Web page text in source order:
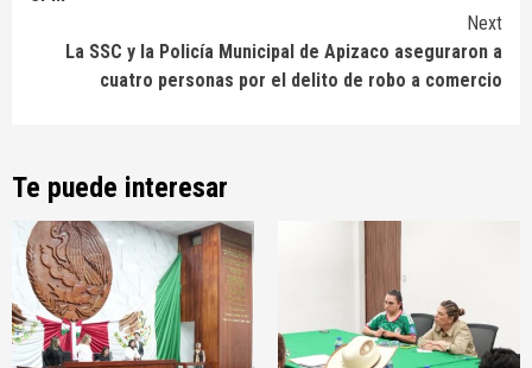
Next
La SSC y la Policía Municipal de Apizaco aseguraron a
cuatro personas por el delito de robo a comercio
Te puede interesar